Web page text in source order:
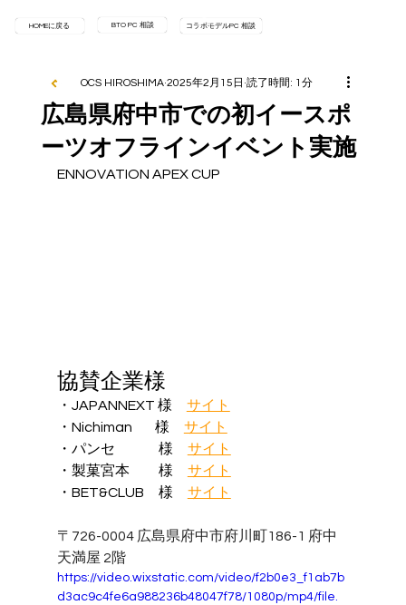
HOMEに戻る BTO PC 相談 コラボモデルPC 相談
広島県府中市での初イースポ
ーツオフラインイベント実施
OCS HIROSHIMA 2025年2月15日 読了時間: 1分
ENNOVATION APEX CUP
協賛企業様
・JAPANNEXT 様 サイト
・Nichiman　   様 サイト
・パンセ　　　様 サイト
・製菓宮本　　様 サイト
・BET&CLUB　様 サイト
〒726-0004 広島県府中市府川町186-1 府中
天満屋 2階
https://video.wixstatic.com/video/f2b0e3_f1ab7b
d3ac9c4fe6a988236b48047f78/1080p/mp4/file.